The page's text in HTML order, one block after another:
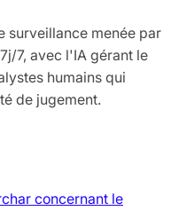
surveillance menée par
7, avec l'IA gérant le
humains qui
de jugement.
concernant le